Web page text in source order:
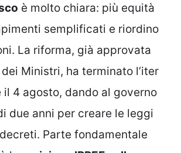
è molto chiara: più equità
semplificati e riordino
La riforma, già approvata
Ministri, ha terminato l’iter
il 4 agosto, dando al governo
due anni per creare le leggi
Parte fondamentale